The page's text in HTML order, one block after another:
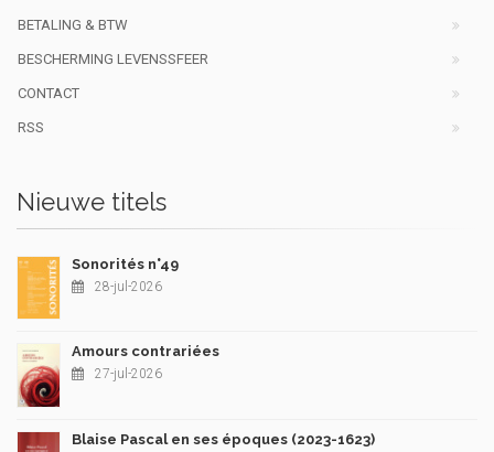
BETALING & BTW
BESCHERMING LEVENSSFEER
CONTACT
RSS
Nieuwe titels
Sonorités n°49
28-jul-2026
Amours contrariées
27-jul-2026
Blaise Pascal en ses époques (2023-1623)